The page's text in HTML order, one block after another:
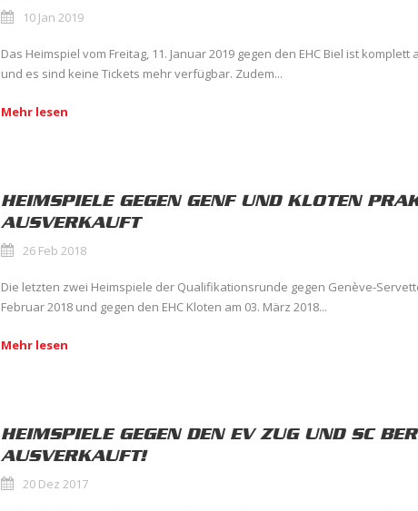
10 Jan 2019
Das Heimspiel vom Freitag, 11. Januar 2019 gegen den EHC Biel ist
und es sind keine Tickets mehr verfügbar. Zudem...
Mehr lesen
HEIMSPIELE GEGEN GENF UND KLOTEN
AUSVERKAUFT
26 Feb 2018
Die letzten zwei Heimspiele der Qualifikationsrunde gegen Genève-
Februar 2018 und gegen den EHC Kloten am 03. März 2018...
Mehr lesen
HEIMSPIELE GEGEN DEN EV ZUG UND SC
AUSVERKAUFT!
20 Dez 2017